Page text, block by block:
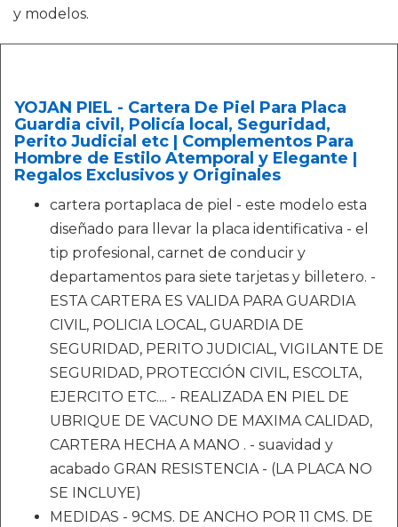
y modelos.
YOJAN PIEL - Cartera De Piel Para Placa
Guardia civil, Policía local, Seguridad,
Perito Judicial etc | Complementos Para
Hombre de Estilo Atemporal y Elegante |
Regalos Exclusivos y Originales
cartera portaplaca de piel - este modelo esta
diseñado para llevar la placa identificativa - el
tip profesional, carnet de conducir y
departamentos para siete tarjetas y billetero. -
ESTA CARTERA ES VALIDA PARA GUARDIA
CIVIL, POLICIA LOCAL, GUARDIA DE
SEGURIDAD, PERITO JUDICIAL, VIGILANTE DE
SEGURIDAD, PROTECCIÓN CIVIL, ESCOLTA,
EJERCITO ETC.... - REALIZADA EN PIEL DE
UBRIQUE DE VACUNO DE MAXIMA CALIDAD,
CARTERA HECHA A MANO . - suavidad y
acabado GRAN RESISTENCIA - (LA PLACA NO
SE INCLUYE)
MEDIDAS - 9CMS. DE ANCHO POR 11 CMS. DE